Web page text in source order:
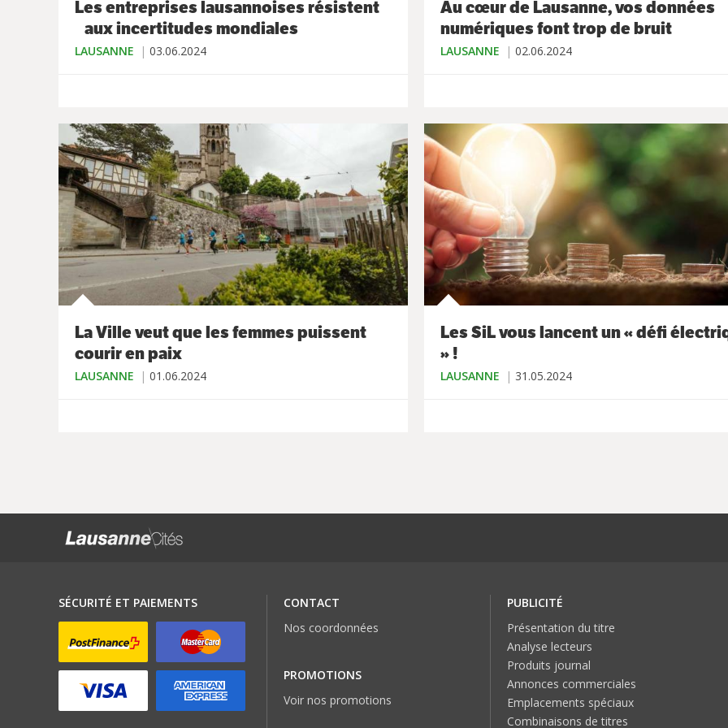
Les entreprises lausannoises résistent
aux incertitudes mondiales
LAUSANNE 03.06.2024
Au cœur de Lausanne, vos données
numériques font trop de bruit
LAUSANNE 02.06.2024
La Ville veut que les femmes puissent
courir en paix
LAUSANNE 01.06.2024
Les SiL vous lancent un « défi
» !
LAUSANNE 31.05.2024
SÉCURITÉ ET PAIEMENTS
CONTACT
Nos coordonnées
PROMOTIONS
Voir nos promotions
PUBLICITÉ
Présentation du titre
Analyse lecteurs
Produits journal
Annonces commerciales
Emplacements spéciaux
Combinaisons de titres